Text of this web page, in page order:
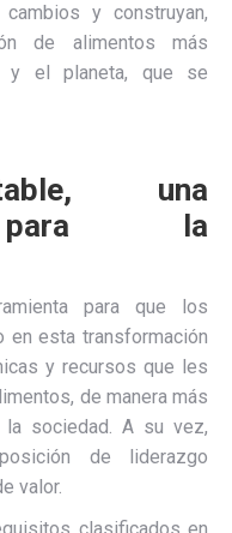
y construyan,
de alimentos más
y el planeta, que se
una
para la
para que los
en esta transformación
y recursos que les
de manera más
sociedad. A su vez,
de liderazgo
valor.